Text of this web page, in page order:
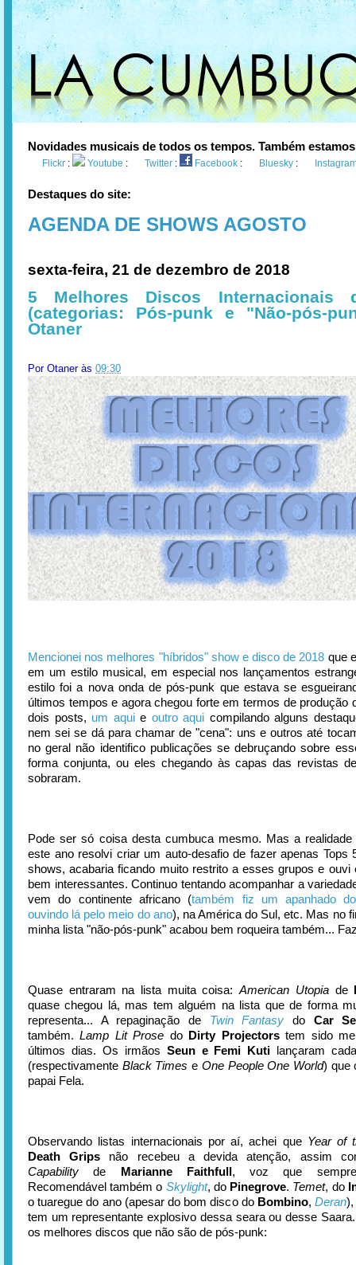
Novidades musicais de todos os tempos. Também
Flickr : Youtube : Twitter : Facebook : Bluesky :
Destaques do site:
AGENDA DE SHOWS AGOSTO
sexta-feira, 21 de dezembro de 2018
5 Melhores Discos Internacionais
(categorias: Pós-punk e "Não-pós-
Otaner
Por Otaner às 09:30
Mencionei nos melhores "híbridos" show e disco de 2018 que
em um estilo musical, em especial nos lançamentos
estilo foi a nova onda de pós-punk que estava se
últimos tempos e agora chegou forte em termos de produção
dois posts, um aquie outro aqui compilando alguns
nem sei se dá para chamar de "cena": uns e outros até
no geral não identifico publicações se debruçando sobre
forma conjunta, ou eles chegando às capas das revistas
sobraram.
Pode ser só coisa desta cumbuca mesmo. Mas a
este ano resolvi criar um auto-desafio de fazer apenas Tops
shows, acabaria ficando muito restrito a esses grupos e ouvi
bem interessantes. Continuo tentando acompanhar a
vem do continente africano (também fiz um apanhado
ouvindo lá pelo meio do ano), na América do Sul, etc. Mas no
minha lista "não-pós-punk" acabou bem roqueira também...
Quase entraram na lista muita coisa:American Utopiade
quase chegou lá, mas tem alguém na lista que de forma
representa... A repaginação de Twin Fantasy do Car
também.Lamp Lit Prose do Dirty Projectorstem sido
últimos dias. Os irmãos Seun e Femi Kuti lançaram
(respectivamente Black Times e One People One World) que
papai Fela.
Observando listas internacionais por aí, achei que Year of
Death Grips não recebeu a devida atenção, assim
Capability de Marianne Faithfull, voz que sempre
Recomendável também o Skylight, do Pinegrove. Temet, do
o tuaregue do ano (apesar do bom disco do Bombino,Deran),
tem um representante explosivo dessa seara ou desse
os melhores discos que não são de pós-punk: